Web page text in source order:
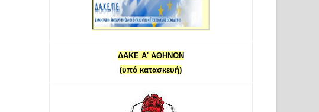
ΔΑΚΕ Α' ΑΘΗΝΩΝ
(υπό κατασκευή)